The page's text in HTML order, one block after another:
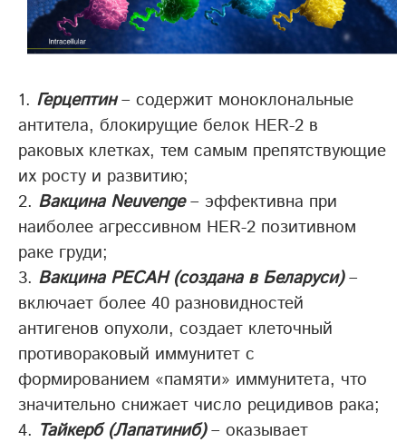
Герцептин– содержит моноклональные
антитела, блокирущие белок HER-2 в
раковых клетках, тем самым препятствующие
их росту и развитию;
Вакцина Neuvenge– эффективна при
наиболее агрессивном HER-2 позитивном
раке груди;
Вакцина РЕСАН (создана в Беларуси)–
включает более 40 разновидностей
антигенов опухоли, создает клеточный
противораковый иммунитет с
формированием «памяти» иммунитета, что
значительно снижает число рецидивов рака;
Тайкерб (Лапатиниб)– оказывает